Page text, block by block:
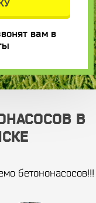
вам в
В
бетононасосов!!!